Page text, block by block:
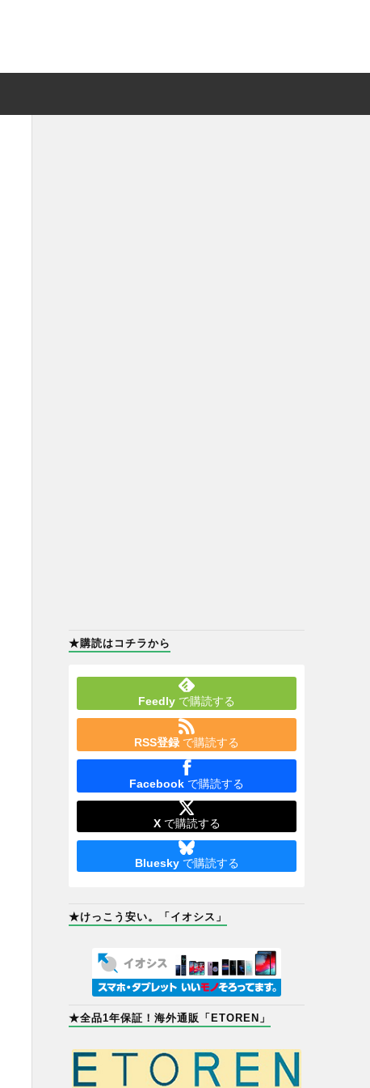
★購読はコチラから
Feedly で購読する
RSS登録 で購読する
Facebook で購読する
Xで購読する
Blueskyで購読する
★けっこう安い。「イオシス」
★全品1年保証！海外通販「ETOREN」